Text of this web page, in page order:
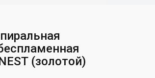
(золотой)